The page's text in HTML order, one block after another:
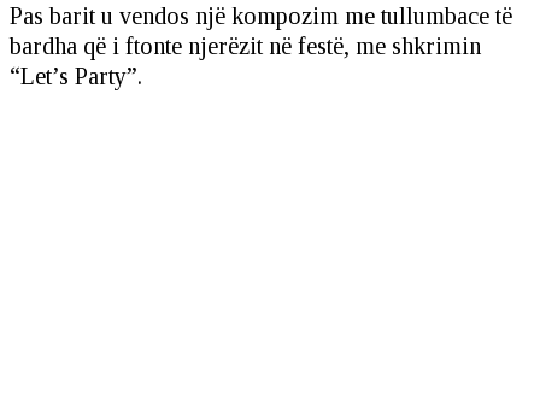
Pas barit u vendos një kompozim me tullumbace të
bardha që i ftonte njerëzit në festë, me shkrimin
“Let’s Party”.